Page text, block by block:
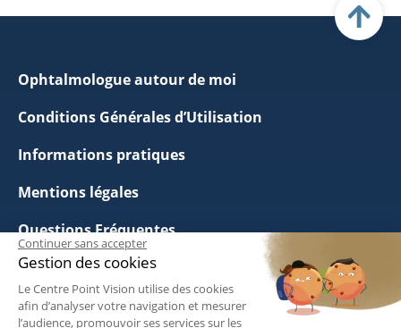
Ophtalmologue autour de moi
Conditions Générales d’Utilisation
Informations pratiques
Mentions légales
Questions Fréquentes
Politique de Confidentialité
Les tarifs de nos praticiens
Continuer sans accepter
Gestion des cookies
Le Centre Point Vision utilise des cookies
afin d’analyser votre navigation et mesurer
l’audience, promouvoir ses services sur les